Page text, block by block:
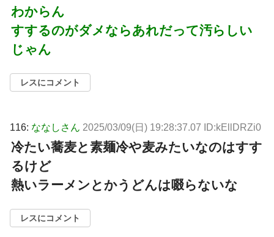
わからん
すするのがダメならあれだって汚らしい
じゃん
レスにコメント
116: ななしさん 2025/03/09(日) 19:28:37.07 ID:kEllDRZi0
冷たい蕎麦と素麺冷や麦みたいなのはすす
るけど
熱いラーメンとかうどんは啜らないな
レスにコメント